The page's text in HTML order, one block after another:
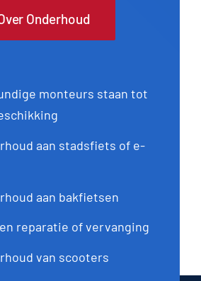
Onderhoud
monteurs staan tot
aan stadsfiets of e-
aan bakfietsen
reparatie of vervanging
van scooters